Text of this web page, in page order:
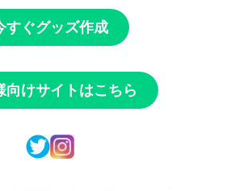
すぐグッズ作成
向けサイトはこちら